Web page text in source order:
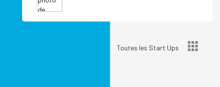
Toutes les Start Ups